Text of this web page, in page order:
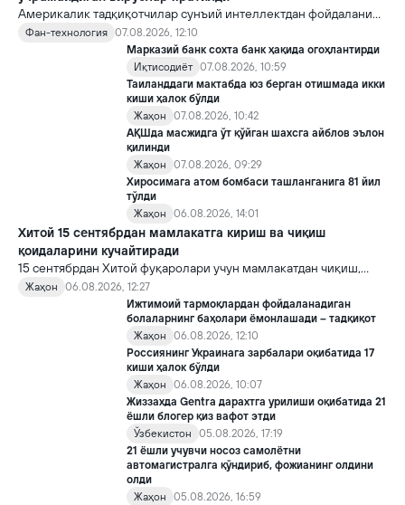
Америкалик тадқиқотчилар сунъий интеллектдан фойдаланиб
16 та вирус яратди. Бу кашфиёт янги ютуқларга умид уйғотиш
билан бирга, ундан нотўғри мақсадда фойдаланиш борасидаги
хавотирларни ҳам кучайтирмоқда.
Фан-технология 07.08.2026, 12:10
Марказий банк сохта банк ҳақида огоҳлантирди
Иқтисодиёт 07.08.2026, 10:59
Таиланддаги мактабда юз берган отишмада икки
киши ҳалок бўлди
Жаҳон
07.08.2026, 10:42
АҚШда масжидга ўт қўйган шахсга айблов эълон
қилинди
Жаҳон
07.08.2026, 09:29
Хиросимага атом бомбаси ташланганига 81 йил
тўлди
Жаҳон
06.08.2026, 14:01
Хитой 15 сентябрдан мамлакатга кириш ва чиқиш
қоидаларини кучайтиради
15 сентябрдан Хитой фуқаролари учун мамлакатдан чиқиш,
хорижликлар учун эса Хитойга кириш тартиби бўйича янги
қоидалар кучга киради.
Жаҳон
06.08.2026, 12:27
Ижтимоий тармоқлардан фойдаланадиган
болаларнинг баҳолари ёмонлашади – тадқиқот
Жаҳон
06.08.2026, 12:10
Россиянинг Украинага зарбалари оқибатида 17
киши ҳалок бўлди
Жаҳон
06.08.2026, 10:07
Жиззахда Gentra дарахтга урилиши оқибатида 21
ёшли блогер қиз вафот этди
Ўзбекистон
05.08.2026, 17:19
21 ёшли учувчи носоз самолётни
автомагистралга қўндириб, фожианинг олдини
олди
Жаҳон
05.08.2026, 16:59